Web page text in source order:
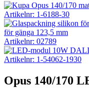
Artikelnr: 1-6188-30
för gänga 123,5 mm
Artikelnr: 02789
Artikelnr: 1-54062-1930
Opus 140/170